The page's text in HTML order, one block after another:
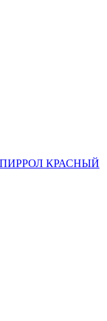
ПИРРОЛ КРАСНЫЙ